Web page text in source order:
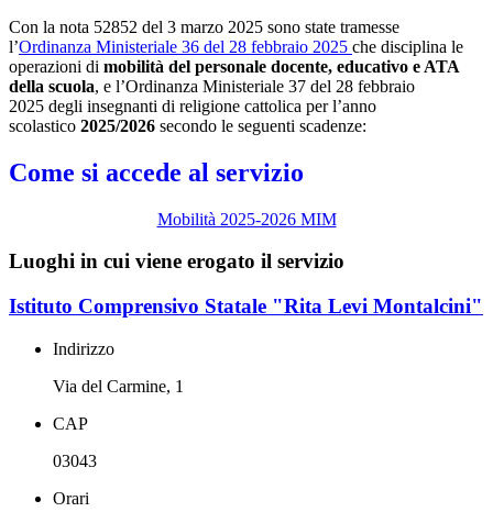
Con la nota 52852 del 3 marzo 2025 sono state tramesse
l’Ordinanza Ministeriale 36 del 28 febbraio 2025 che disciplina le
operazioni di mobilità del personale docente, educativo e ATA
della scuola, e l’Ordinanza Ministeriale 37 del 28 febbraio
2025 degli insegnanti di religione cattolica per l’anno
scolastico 2025/2026 secondo le seguenti scadenze:
Come si accede al servizio
Mobilità 2025-2026 MIM
Luoghi in cui viene erogato il servizio
Istituto Comprensivo Statale "Rita Levi Montalcini"
Indirizzo
Via del Carmine, 1
CAP
03043
Orari